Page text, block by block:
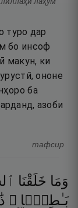
туро дар
бо инсоф
макун, ки
ононе
ба
азоби
тафсир
وَمَا خَلَقْنَا
بَـٰطِلًۭا ۚ